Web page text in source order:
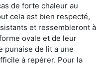
de forte chaleur au
cela est bien respecté,
et ressembleront à
ovale et de leur
punaise de lit a une
à repérer. Pour la